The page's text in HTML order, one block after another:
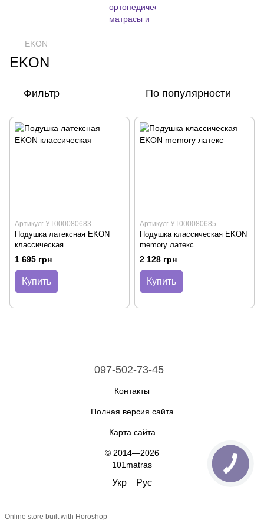
EKON
EKON
Фильтр По популярности
Артикул: УТ000080683
Подушка латексная EKON
классическая
1 695 грн
Купить
Артикул: УТ000080685
Подушка классическая EKON
memory латекс
2 128 грн
Купить
097-502-73-45
Контакты
Полная версия сайта
Карта сайта
© 2014—2026
101matras
Укр Рус
Online store built with Horoshop